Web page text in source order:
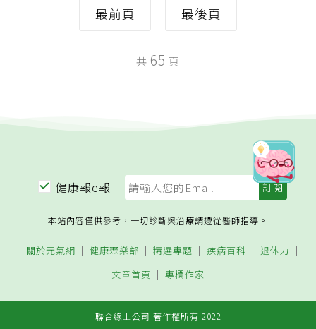
最前頁 最後頁
共 65 頁
健康報e報
本站內容僅供參考，一切診斷與治療請遵從醫師指導。
關於元氣網 健康聚樂部 精選專題 疾病百科
退休力
文章首頁
專欄作家
聯合線上公司 著作權所有 2022